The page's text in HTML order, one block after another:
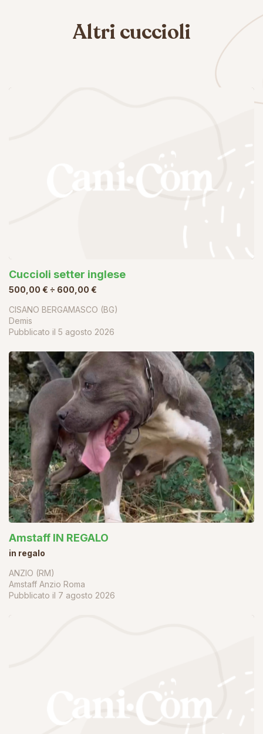
Altri cuccioli
Cuccioli setter inglese
500,00 € ÷ 600,00 €
CISANO BERGAMASCO (BG)
Demis
Pubblicato il 5 agosto 2026
Amstaff IN REGALO
in regalo
ANZIO (RM)
Amstaff Anzio Roma
Pubblicato il 7 agosto 2026